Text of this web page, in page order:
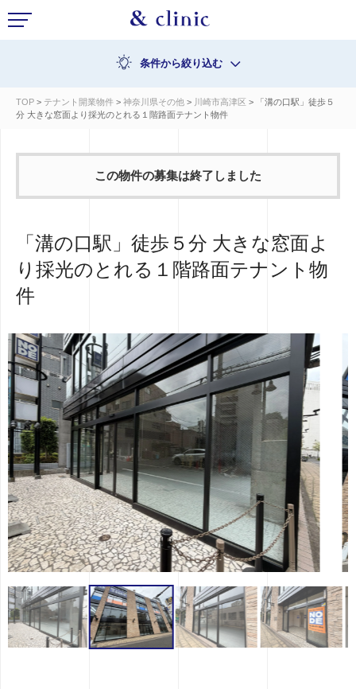
条件から絞り込む
TOP > テナント開業物件 > 神奈川県その他 > 川崎市高津区 > 「溝の口駅」徒歩５
分 大きな窓面より採光のとれる１階路面テナント物件
この物件の募集は終了しました
「溝の口駅」徒歩５分 大きな窓面よ
り採光のとれる１階路面テナント物
件